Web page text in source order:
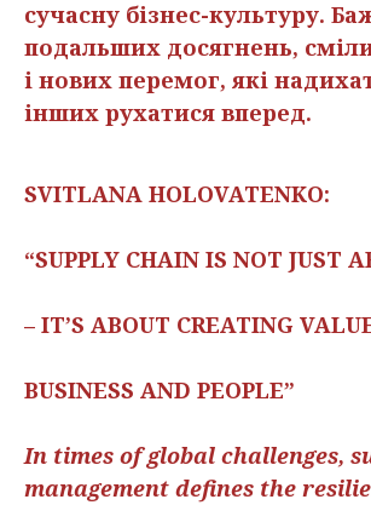
сучасну бізнес-культуру.
подальших досягнень,
і нових перемог, які
інших рухатися вперед.
SVITLANA HOLOVATENKO:
“SUPPLY CHAIN IS NOT JUST
– IT’S ABOUT CREATING
BUSINESS AND PEOPLE”
Іn times of global challenges,
management defines the